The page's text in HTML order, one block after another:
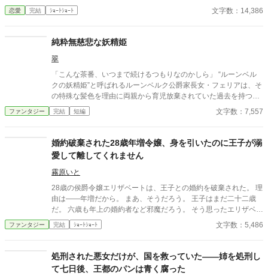
へと時間は巻き戻っていた。 もう、誰かに愛されるためだけに生
きるのはやめよう。 そう決めた彼女は、静かに運命を書き換えて
めの物語。
恋愛 完結 ｼｮｰﾄｼｮｰﾄ 文字数：14,386
純粋無慈悲な妖精姫
翠
「こんな茶番、いつまで続けるつもりなのかしら」 “ルーンベル
クの妖精姫”と呼ばれるルーンベルク公爵家長女・フェリアは、そ
の特殊な髪色を理由に両親から育児放棄されていた過去を持つ。
悪意と嘲笑、浅慮な思惑を向けられながらも、フェリアはいつだ
って穏やかに笑う。 「何故、自分に悪意を持つ相手に慈悲を向け
に無慈悲な少女の、人生の序章。
ファンタジー 完結 短編 文字数：7,557
婚約破棄された28歳年増令嬢、身を引いたのに王子が溺
愛して離してくれません
霧原いと
28歳の侯爵令嬢エリザベートは、王子との婚約を破棄された。 理
由は――年増だから。 まあ、そうだろう。 王子はまだ二十二歳
だ。 六歳も年上の婚約者など邪魔だろう。 そう思ったエリザベー
トは、あっさり身を引くことにした。 ところが。 「エリザベー
ト！ 逃げるな！」 なぜか婚約破棄した本人である王子が、全力
よね？」 「そうだ！」 「ではなぜ追いかけてくるのですか」
「好きだからだ！」 「最初からそう言ってください！」 婚約破棄
された年増令嬢と、溺愛王子のギャグ気味ラブコメ。
ファンタジー 完結 ｼｮｰﾄｼｮｰﾄ 文字数：5,486
処刑された悪女だけが、国を救っていた――姉を処刑し
て七日後、王都のパンは青く腐った